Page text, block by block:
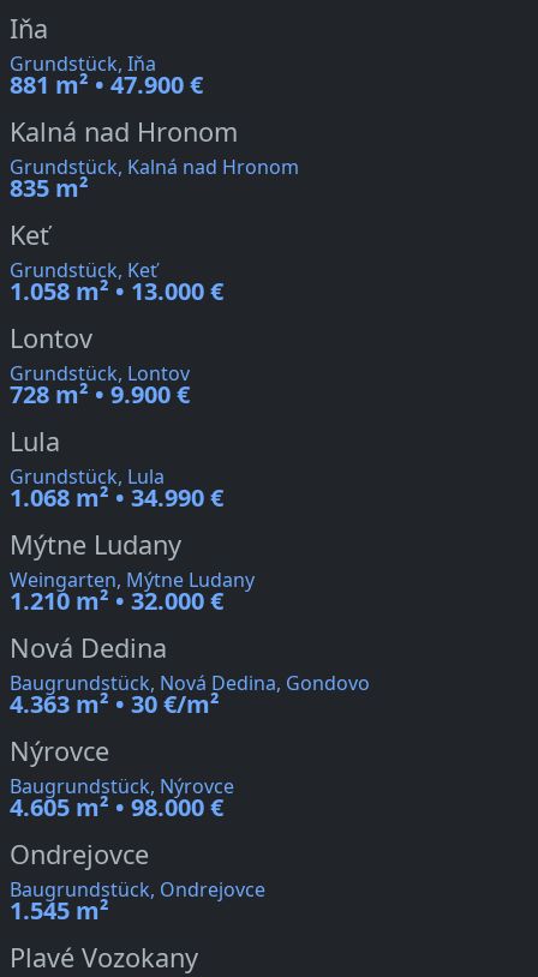
Iňa
Grundstück, Iňa
881 m² • 47.900 €
Kalná nad Hronom
Grundstück, Kalná nad Hronom
835 m²
Keť
Grundstück, Keť
1.058 m² • 13.000 €
Lontov
Grundstück, Lontov
728 m² • 9.900 €
Lula
Grundstück, Lula
1.068 m² • 34.990 €
Mýtne Ludany
Weingarten, Mýtne Ludany
1.210 m² • 32.000 €
Nová Dedina
Baugrundstück, Nová Dedina, Gondovo
4.363 m² • 30 €/m²
Nýrovce
Baugrundstück, Nýrovce
4.605 m² • 98.000 €
Ondrejovce
Baugrundstück, Ondrejovce
1.545 m²
Plavé Vozokany